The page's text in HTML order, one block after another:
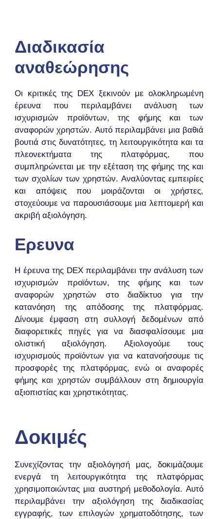
Διαδικασία
αναθεώρησης
Οι κριτικές της DEX ξεκινούν με ολοκληρωμένη
έρευνα που περιλαμβάνει ανάλυση των
ισχυρισμών προϊόντων, της φήμης και των
αναφορών χρηστών. Αυτό περιλαμβάνει μια βαθιά
βουτιά στις δυνατότητες, τη λειτουργικότητα και τα
πλεονεκτήματα της πλατφόρμας, που
συμπληρώνεται με την εξέταση της φήμης της και
των σχολίων των χρηστών. Αναλύοντας εμπειρίες
και απόψεις που μοιράζονται οι χρήστες,
στοχεύουμε να παρουσιάσουμε μια λεπτομερή και
ακριβή αξιολόγηση.
Ερευνα
Η έρευνα της DEX περιλαμβάνει την ανάλυση των
ισχυρισμών προϊόντων, της φήμης και των
αναφορών χρηστών στο διαδίκτυο για την
κατανόηση της απόδοσης της πλατφόρμας.
Δίνουμε έμφαση στη συλλογή δεδομένων από
διαφορετικές πηγές για να διασφαλίσουμε μια
ολιστική αξιολόγηση. Αξιολογούμε τους
ισχυρισμούς προϊόντων για να κατανοήσουμε τις
προσφορές της πλατφόρμας, ενώ οι αναφορές
φήμης και χρηστών συμβάλλουν στη δημιουργία
αξιοπιστίας και χρηστικότητας.
Δοκιμές
Συνεχίζοντας την αξιολόγησή μας, δοκιμάζουμε
ενεργά τη λειτουργικότητα της πλατφόρμας
χρησιμοποιώντας μια αυστηρή μεθοδολογία. Αυτό
περιλαμβάνει την αξιολόγηση της διαδικασίας
εγγραφής, των επιλογών χρηματοδότησης, των